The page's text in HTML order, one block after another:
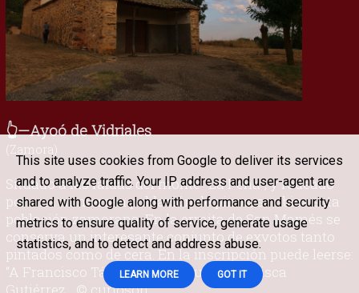
👆—Ayoó de Vidriales
(Zamora)
Situado a las faldas del monte "La Peña", y rodeado
por una numerosa población de pinos, se ubica esta
población zamorana. En la ermita de San Mamés se
conserva un interesante conjunto de exvotos tanto
pintados como de cera. En la inscripción puede leerse:
“A Francisco Tábara y a su mujer Francisca
This site uses cookies from Google to deliver its services
and to analyze traffic. Your IP address and user-agent are
shared with Google along with performance and security
metrics to ensure quality of service, generate usage
statistics, and to detect and address abuse.
LEARN MORE GOT IT